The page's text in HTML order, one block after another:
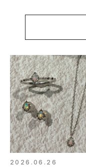
2026.06.26